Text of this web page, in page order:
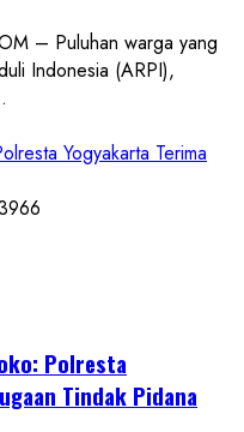
– Puluhan warga yang
Indonesia (ARPI),
Yogyakarta Terima
Polresta
Tindak Pidana